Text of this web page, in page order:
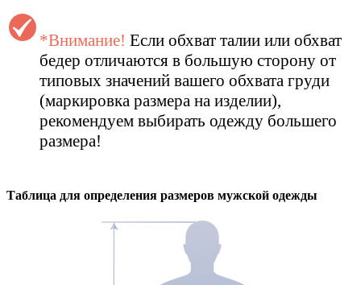
*Внимание! Если обхват талии или обхват
бедер отличаются в большую сторону от
типовых значений вашего обхвата груди
(маркировка размера на изделии),
рекомендуем выбирать одежду большего
размера!
Таблица для определения размеров мужской одежды